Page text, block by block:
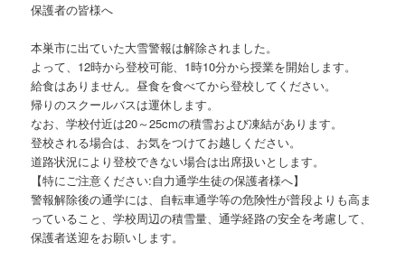
ツ
へ
移
動
保護者の皆様へ
本巣市に出ていた大雪警報は解除されました。
よって、12時から登校可能、1時10分から授業を開始します。
給食はありません。昼食を食べてから登校してください。
帰りのスクールバスは運休します。
なお、学校付近は20～25cmの積雪および凍結があります。
登校される場合は、お気をつけてお越しください。
道路状況により登校できない場合は出席扱いとします。
【特にご注意ください:自力通学生徒の保護者様へ】
警報解除後の通学には、自転車通学等の危険性が普段よりも高ま
っていること、学校周辺の積雪量、通学経路の安全を考慮して、
保護者送迎をお願いします。